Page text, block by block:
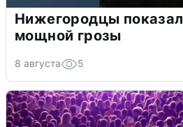
Нижегородцы
мощной грозы
8 августа 5